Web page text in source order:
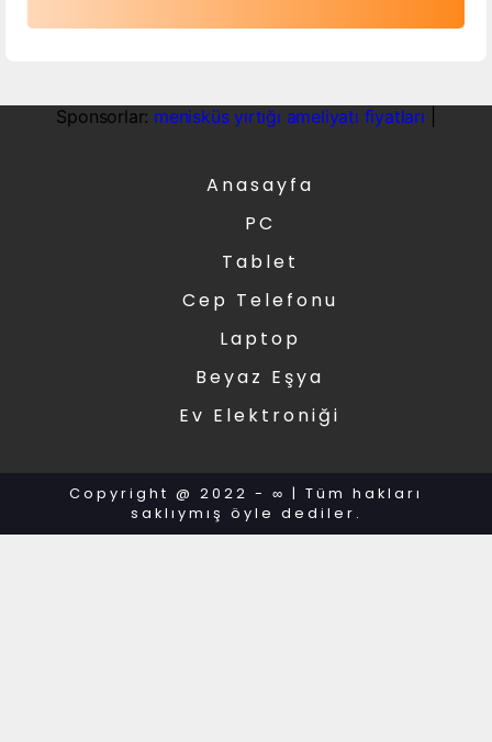
Sponsorlar: menisküs yırtığı ameliyatı fiyatları
Anasayfa
PC
Tablet
Cep Telefonu
Laptop
Beyaz Eşya
Ev Elektroniği
Copyright @ 2022 - ∞ | Tüm hakları
saklıymış öyle dediler.